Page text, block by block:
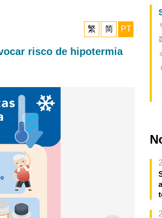
繁 简 PT
risco de hipotermia